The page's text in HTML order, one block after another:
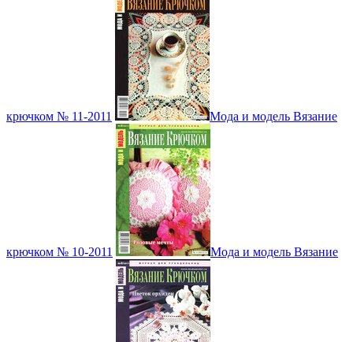
крючком № 11-2011 Мода и модель Вязание
крючком № 10-2011 Мода и модель Вязание